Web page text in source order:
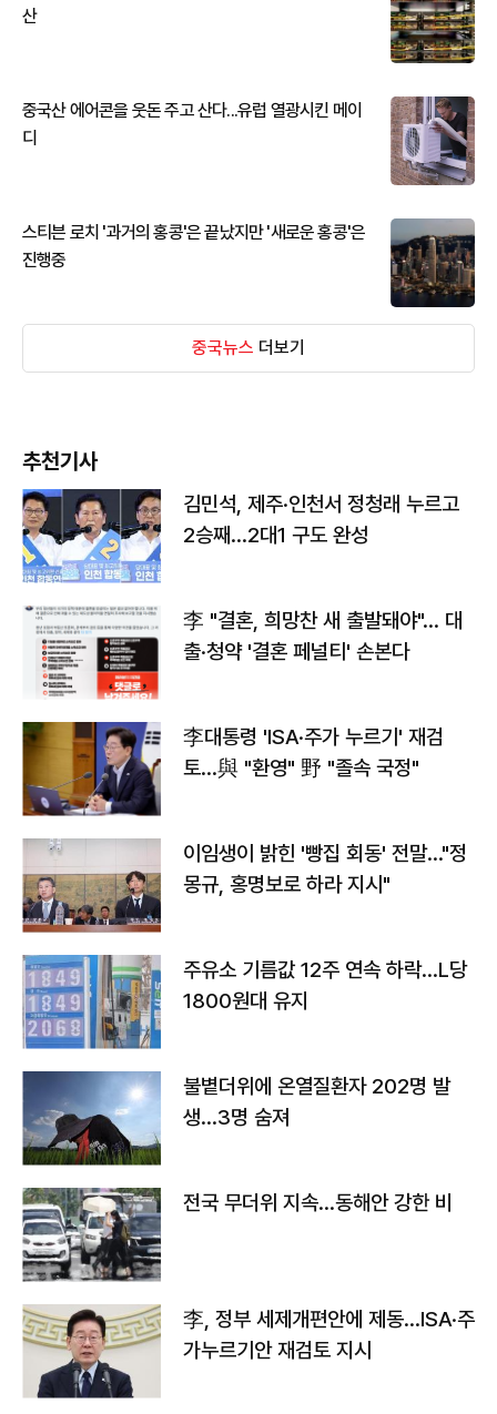
산
중국산 에어콘을 웃돈 주고 산다...유럽 열광시킨 메이
디
스티븐 로치 '과거의 홍콩'은 끝났지만 '새로운 홍콩'은
진행중
중국뉴스 더보기
추천기사
김민석, 제주·인천서 정청래 누르고
2승째…2대1 구도 완성
李 "결혼, 희망찬 새 출발돼야"… 대
출·청약 '결혼 페널티' 손본다
李대통령 'ISA·주가 누르기' 재검
토…與 "환영" 野 "졸속 국정"
이임생이 밝힌 '빵집 회동' 전말…"정
몽규, 홍명보로 하라 지시"
주유소 기름값 12주 연속 하락…L당
1800원대 유지
불볕더위에 온열질환자 202명 발
생…3명 숨져
전국 무더위 지속…동해안 강한 비
李, 정부 세제개편안에 제동…ISA·주
가누르기안 재검토 지시